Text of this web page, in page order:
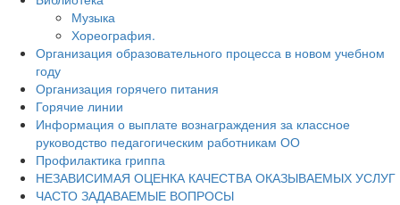
Музыка
Хореография.
Организация образовательного процесса в новом учебном
году
Организация горячего питания
Горячие линии
Информация о выплате вознаграждения за классное
руководство педагогическим работникам ОО
Профилактика гриппа
НЕЗАВИСИМАЯ ОЦЕНКА КАЧЕСТВА ОКАЗЫВАЕМЫХ УСЛУГ
ЧАСТО ЗАДАВАЕМЫЕ ВОПРОСЫ